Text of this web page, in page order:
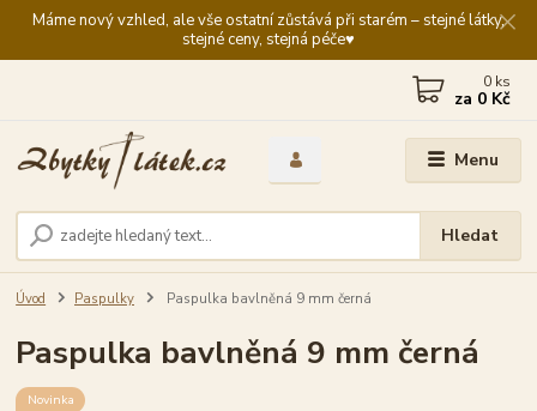
Máme nový vzhled, ale vše ostatní zůstává při starém – stejné látky,
stejné ceny, stejná péče♥️
Menu
Hledat
0 ks
za 0 Kč
Úvod Paspulky Paspulka bavlněná 9 mm černá
Paspulka bavlněná 9 mm černá
Novinka